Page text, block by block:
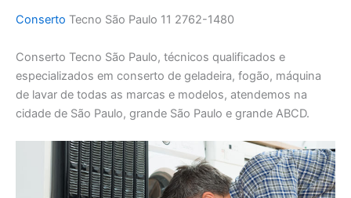
Conserto Tecno São Paulo 11 2762-1480
Conserto Tecno São Paulo, técnicos qualificados e
especializados em conserto de geladeira, fogão, máquina
de lavar de todas as marcas e modelos, atendemos na
cidade de São Paulo, grande São Paulo e grande ABCD.